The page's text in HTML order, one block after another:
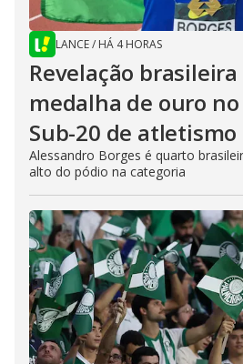
LANCE/ HÁ 4 HORAS
Revelação
medalha de ouro
Sub-20 de atletismo
Alessandro Borges é quarto
alto do pódio na categoria